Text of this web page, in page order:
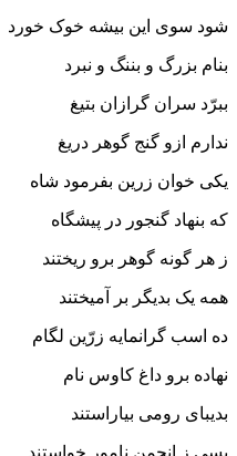
شود سوى این بیشه خوک خورد
بنام بزرگ و بننگ و نبرد
ببرّد سران گرازان بتیغ
ندارم ازو گنج گوهر دریغ‏
یکى خوان زرین بفرمود شاه
که بنهاد گنجور در پیشگاه‏
ز هر گونه گوهر برو ریختند
همه یک بدیگر بر آمیختند
ده اسب گرانمایه زرّین لگام
نهاده برو داغ کاوس نام‏
بدیباى رومى بیاراستند
بسى ز انجمن نامور خواستند